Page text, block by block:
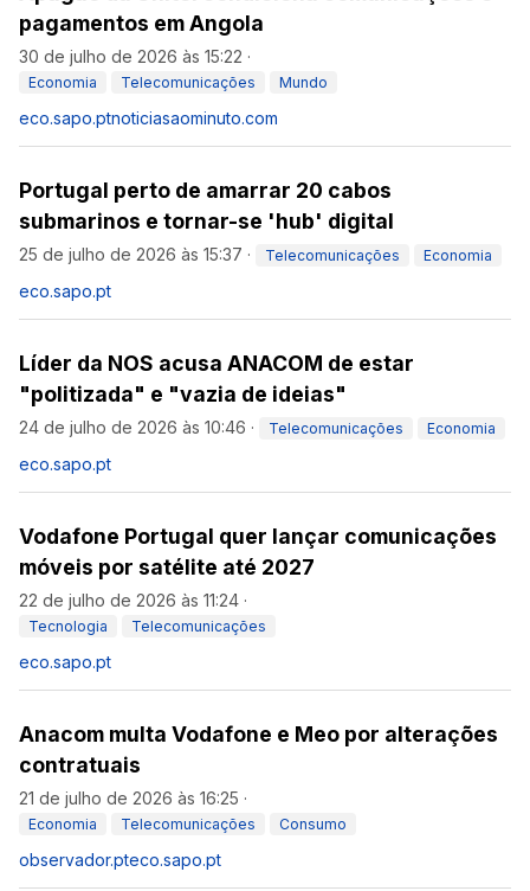
pagamentos em Angola
30 de julho de 2026 às 15:22 ·
Economia Telecomunicações Mundo
eco.sapo.ptnoticiasaominuto.com
Portugal perto de amarrar 20 cabos
submarinos e tornar-se 'hub' digital
25 de julho de 2026 às 15:37 · Telecomunicações Economia
eco.sapo.pt
Líder da NOS acusa ANACOM de estar
"politizada" e "vazia de ideias"
24 de julho de 2026 às 10:46 · Telecomunicações Economia
eco.sapo.pt
Vodafone Portugal quer lançar comunicações
móveis por satélite até 2027
22 de julho de 2026 às 11:24 ·
Tecnologia Telecomunicações
eco.sapo.pt
Anacom multa Vodafone e Meo por alterações
contratuais
21 de julho de 2026 às 16:25 ·
Economia Telecomunicações Consumo
observador.pteco.sapo.pt